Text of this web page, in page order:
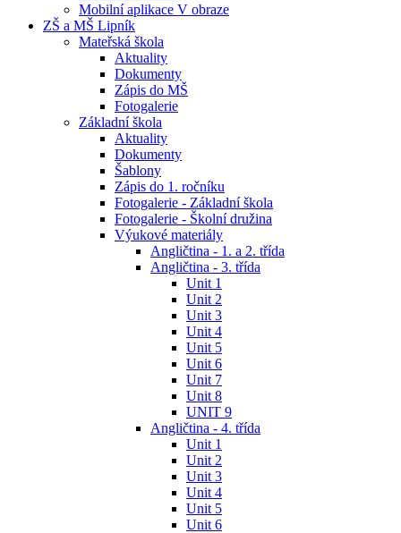
Mobilní aplikace V obraze
ZŠ a MŠ Lipník
Mateřská škola
Aktuality
Dokumenty
Zápis do MŠ
Fotogalerie
Základní škola
Aktuality
Dokumenty
Šablony
Zápis do 1. ročníku
Fotogalerie - Základní škola
Fotogalerie - Školní družina
Výukové materiály
Angličtina - 1. a 2. třída
Angličtina - 3. třída
Unit 1
Unit 2
Unit 3
Unit 4
Unit 5
Unit 6
Unit 7
Unit 8
UNIT 9
Angličtina - 4. třída
Unit 1
Unit 2
Unit 3
Unit 4
Unit 5
Unit 6